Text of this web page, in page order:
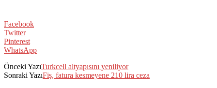
Facebook
Twitter
Pinterest
WhatsApp
Önceki YazıTurkcell altyapısını yeniliyor
Sonraki YazıFiş, fatura kesmeyene 210 lira ceza